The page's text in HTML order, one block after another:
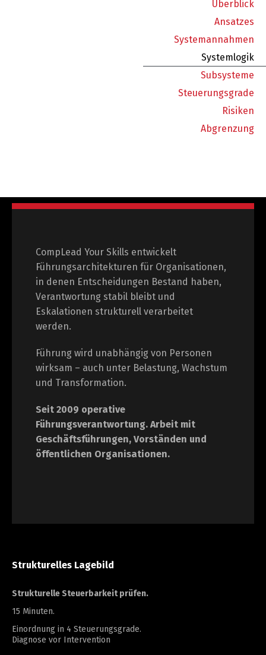
Überblick
Ansatzes
Systemannahmen
Systemlogik
Subsysteme
Steuerungsgrade
Risiken
Abgrenzung
CompLead Your Skills entwickelt
Führungsarchitekturen für Organisationen,
in denen Entscheidungen Bestand haben,
Verantwortung stabil bleibt und
Eskalationen strukturell verarbeitet
werden.
Führung wird unabhängig von Personen
wirksam – auch unter Belastung, Wachstum
und Transformation.
Seit 2009 operative
Führungsverantwortung. Arbeit mit
Geschäftsführungen, Vorständen und
öffentlichen Organisationen.
Strukturelles Lagebild
Strukturelle Steuerbarkeit prüfen.
15 Minuten.
Einordnung in 4 Steuerungsgrade.
Diagnose vor Intervention